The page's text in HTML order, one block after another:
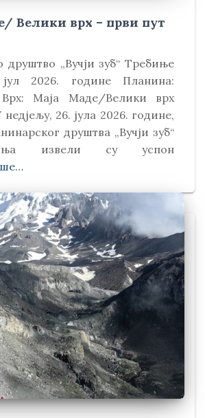
Велики врх – први пут
друштво „Вучји зуб“ Требиње
2026. године Планина:
Врх: Маја Маде/Велики врх
недјељу, 26. јула 2026. године,
друштва „Вучји зуб“
извели су успон